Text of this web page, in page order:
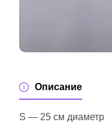
Описание
S — 25 см диаметр